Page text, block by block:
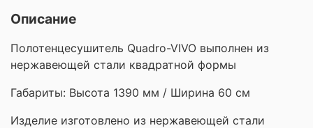
Описание
Полотенцесушитель Quadro-VIVO выполнен из
нержавеющей стали квадратной формы
Габариты: Высота 1390 мм / Ширина 60 см
Изделие изготовлено из нержавеющей стали